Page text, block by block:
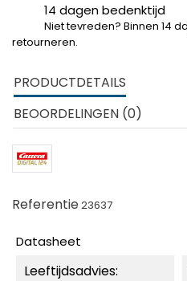
14 dagen bedenktijd
Niet tevreden? Binnen 14
retourneren.
PRODUCTDETAILS
BEOORDELINGEN (0)
Referentie23637
Datasheet
Leeftijdsadvies: